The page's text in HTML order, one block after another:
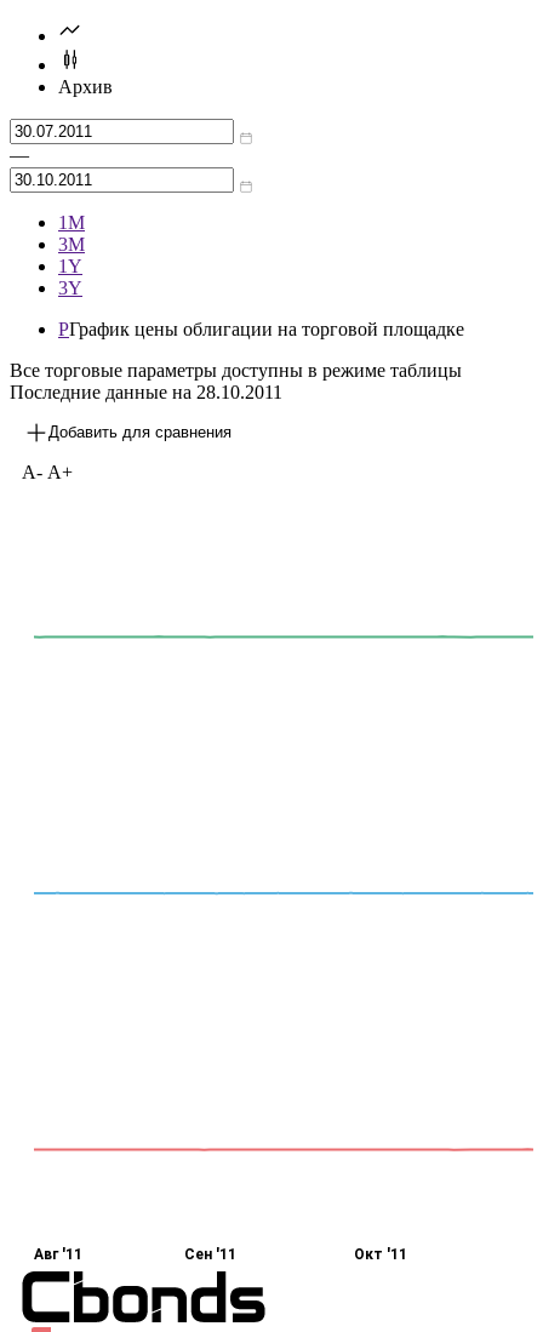
Архив
—
1М
3М
1Y
3Y
PГрафик цены облигации на торговой площадке
Все торговые параметры доступны в режиме таблицы
Последние данные на 28.10.2011
Добавить для сравнения